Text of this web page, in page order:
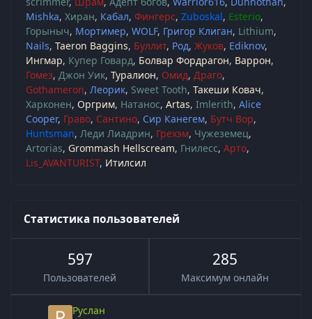
Mishka Хиран Кабал Фингерс Zuboskal Esterio
Горыныч Мортимер WOLF Григор Клиган Lithium
Nails Taeron Baggins Буллит Род Жуков Ediknov
Ингмар Купер Говард Болвар Фордрагон Варрон
Гомез Джон Уик Туралион Омид Драго
Gothameron Леорик Sweet Tooth Такеши Ковач
Харконен Оргрим Натанос Artas Imlerith Alice
Cooper Граво Сантино Сир Канегем Бутч Вор
Huntsman Леди Лиадрин Грехэм Чужеземец
Artorias Grommash Hellscream Гнилесс Арто
Lis_AVANTURIST Итилсил
Статистика пользователей
597
Пользователей
285
Максимум онлайн
Руслан